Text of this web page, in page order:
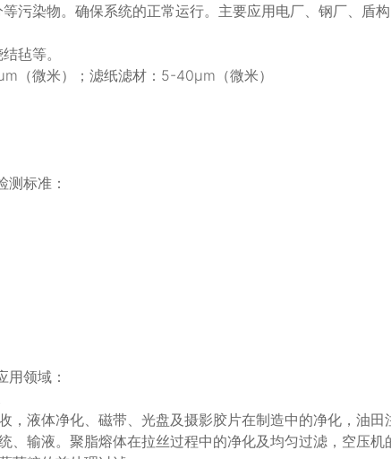
污染物。确保系统的正常运行。主要应用电厂、钢厂、盾
毡等。
（微米）；滤纸滤材：5-40μm（微米）
标准：
领域：
液体净化、磁带、光盘及摄影胶片在制造中的净化，油
输液。聚脂熔体在拉丝过程中的净化及均匀过滤，空压